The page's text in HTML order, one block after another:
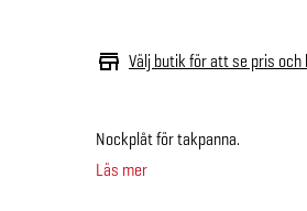
Välj butik för att se pris och
Nockplåt för takpanna.
Läs mer